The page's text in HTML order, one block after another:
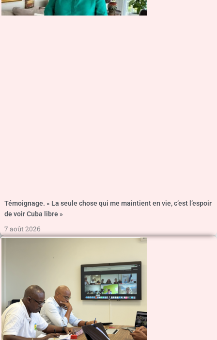
Témoignage. « La seule chose qui me maintient en vie, c’est l’espoir
de voir Cuba libre »
7 août 2026